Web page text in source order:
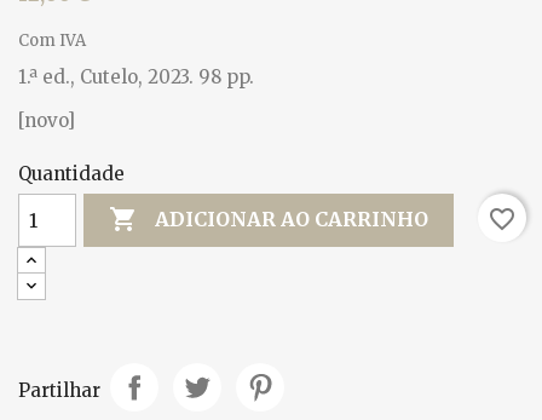
Com IVA
1.ª ed., Cutelo, 2023. 98 pp.
[novo]
Quantidade
 ADICIONAR AO CARRINHO favorite_border
Partilhar